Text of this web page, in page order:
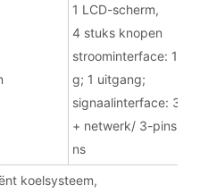
1 LCD-scherm,
4 stuks knopen
stroominterface: 1
g; 1 uitgang;
signaalinterface: 3-
+ netwerk/ 3-pins +
ns
koelsysteem,